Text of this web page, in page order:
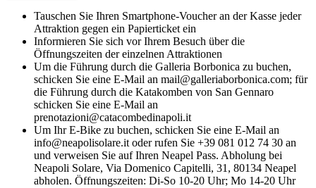
Tauschen Sie Ihren Smartphone-Voucher an der Kasse jeder
Attraktion gegen ein Papierticket ein
Informieren Sie sich vor Ihrem Besuch über die
Öffnungszeiten der einzelnen Attraktionen
Um die Führung durch die Galleria Borbonica zu buchen,
schicken Sie eine E-Mail an mail@galleriaborbonica.com; für
die Führung durch die Katakomben von San Gennaro
schicken Sie eine E-Mail an
prenotazioni@catacombedinapoli.it
Um Ihr E-Bike zu buchen, schicken Sie eine E-Mail an
info@neapolisolare.it oder rufen Sie +39 081 012 74 30 an
und verweisen Sie auf Ihren Neapel Pass. Abholung bei
Neapoli Solare, Via Domenico Capitelli, 31, 80134 Neapel
abholen. Öffnungszeiten: Di-So 10-20 Uhr; Mo 14-20 Uhr